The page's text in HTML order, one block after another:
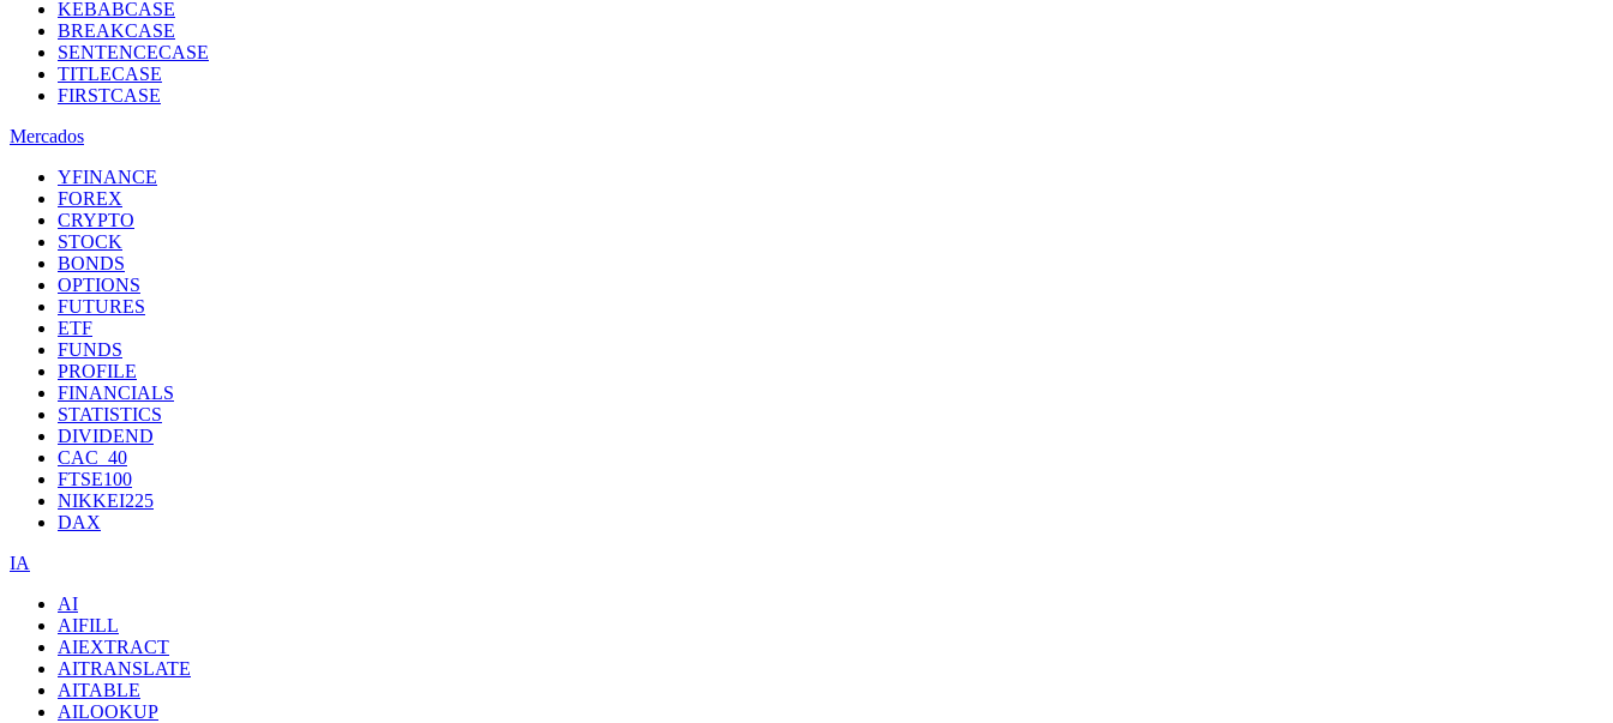
KEBABCASE
BREAKCASE
SENTENCECASE
TITLECASE
FIRSTCASE
Mercados
YFINANCE
FOREX
CRYPTO
STOCK
BONDS
OPTIONS
FUTURES
ETF
FUNDS
PROFILE
FINANCIALS
STATISTICS
DIVIDEND
CAC_40
FTSE100
NIKKEI225
DAX
IA
AI
AIFILL
AIEXTRACT
AITRANSLATE
AITABLE
AILOOKUP